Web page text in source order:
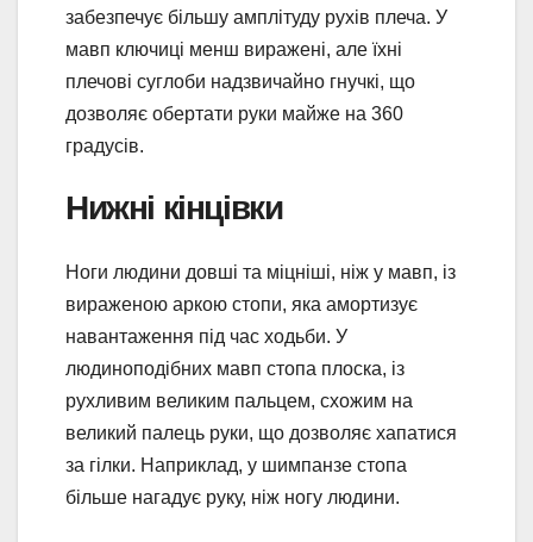
забезпечує більшу амплітуду рухів плеча. У
мавп ключиці менш виражені, але їхні
плечові суглоби надзвичайно гнучкі, що
дозволяє обертати руки майже на 360
градусів.
Нижні кінцівки
Ноги людини довші та міцніші, ніж у мавп, із
вираженою аркою стопи, яка амортизує
навантаження під час ходьби. У
людиноподібних мавп стопа плоска, із
рухливим великим пальцем, схожим на
великий палець руки, що дозволяє хапатися
за гілки. Наприклад, у шимпанзе стопа
більше нагадує руку, ніж ногу людини.